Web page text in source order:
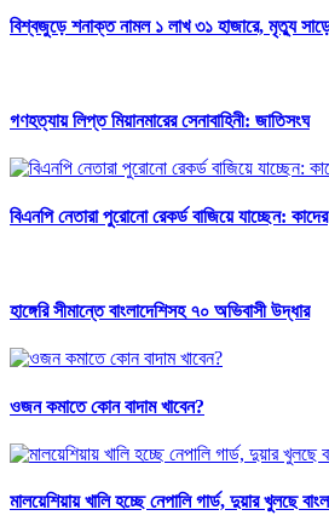
বিশ্বজুড়ে শনাক্ত নামল ১ লাখ ৩১ হাজারে, মৃত্যু
গণহত্যায় লিপ্ত মিয়ানমারের সেনাবাহিনী: জাতিসংঘ
বিএনপি নেতারা পুরোনো রেকর্ড বাজিয়ে যাচ্ছেন: কাদের
হাঙ্গেরি সীমান্তে বাংলাদেশিসহ ৭০ অভিবাসী উদ্ধার
ওজন কমাতে কোন বাদাম খাবেন?
মালয়েশিয়ায় খালি হচ্ছে নেপালি গার্ড, দুয়ার খুলছে